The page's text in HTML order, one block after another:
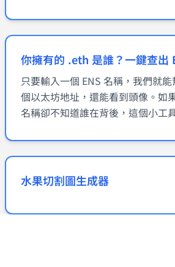
你擁有的 .eth 是誰？一鍵查出
只要輸入一個 ENS 名稱，我們就
個以太坊地址，還能看到頭像。如
名稱卻不知道誰在背後，這個小工
水果切割圖生成器